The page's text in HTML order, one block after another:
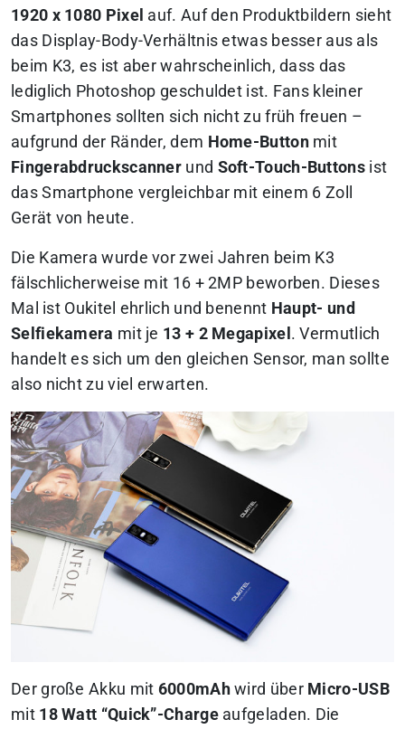
1920 x 1080 Pixel auf. Auf den Produktbildern sieht
das Display-Body-Verhältnis etwas besser aus als
beim K3, es ist aber wahrscheinlich, dass das
lediglich Photoshop geschuldet ist. Fans kleiner
Smartphones sollten sich nicht zu früh freuen –
aufgrund der Ränder, dem Home-Buttonmit
Fingerabdruckscanner und Soft-Touch-Buttonsist
das Smartphone vergleichbar mit einem 6 Zoll
Gerät von heute.
Die Kamera wurde vor zwei Jahren beim K3
fälschlicherweise mit 16 + 2MP beworben. Dieses
Mal ist Oukitel ehrlich und benennt Haupt- und
Selfiekamera mit je 13 + 2 Megapixel . Vermutlich
handelt es sich um den gleichen Sensor, man sollte
also nicht zu viel erwarten.
Der große Akku mit 6000mAhwird über Micro-USB
mit 18 Watt “Quick”-Chargeaufgeladen. Die